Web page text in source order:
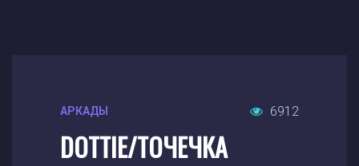
АРКАДЫ 6912
DOTTIE/ТОЧЕЧКА